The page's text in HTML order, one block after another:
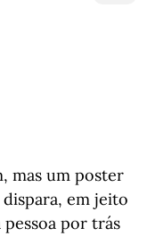
mas um poster
em jeito
por trás